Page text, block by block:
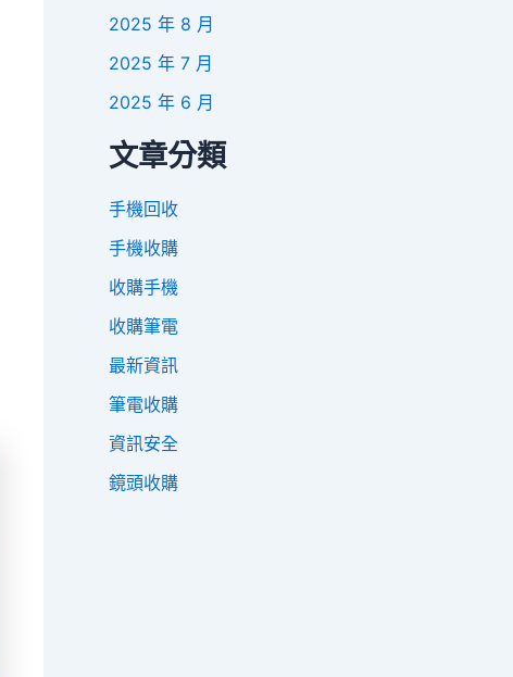
2025 年 8 月
2025 年 7 月
2025 年 6 月
文章分類
手機回收
手機收購
收購手機
收購筆電
最新資訊
筆電收購
資訊安全
鏡頭收購